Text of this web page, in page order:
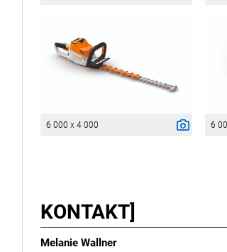
6 000 x 4 000 6
KONTAKT]
Melanie Wallner